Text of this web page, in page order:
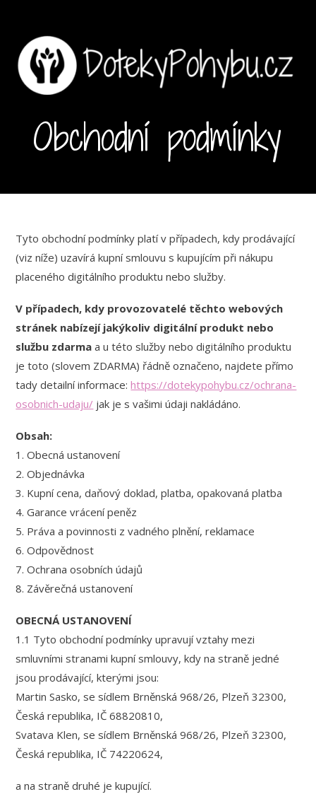
Obchodní podmínky
Tyto obchodní podmínky platí v případech, kdy prodávající
(viz níže) uzavírá kupní smlouvu s kupujícím při nákupu
placeného digitálního produktu nebo služby.
V případech, kdy provozovatelé těchto webových
stránek nabízejí jakýkoliv digitální produkt nebo
službu zdarma a u této služby nebo digitálního produktu
je toto (slovem ZDARMA) řádně označeno, najdete přímo
tady detailní informace:https://dotekypohybu.cz/ochrana-
osobnich-udaju/ jak je s vašimi údaji nakládáno.
Obsah:
1. Obecná ustanovení
2. Objednávka
3. Kupní cena, daňový doklad, platba, opakovaná platba
4. Garance vrácení peněz
5. Práva a povinnosti z vadného plnění, reklamace
6. Odpovědnost
7. Ochrana osobních údajů
8. Závěrečná ustanovení
OBECNÁ USTANOVENÍ
1.1 Tyto obchodní podmínky upravují vztahy mezi
smluvními stranami kupní smlouvy, kdy na straně jedné
jsou prodávající, kterými jsou:
Martin Sasko, se sídlem Brněnská 968/26, Plzeň 32300,
Česká republika, IČ 68820810,
Svatava Klen, se sídlem Brněnská 968/26, Plzeň 32300,
Česká republika, IČ 74220624,
a na straně druhé je kupující.